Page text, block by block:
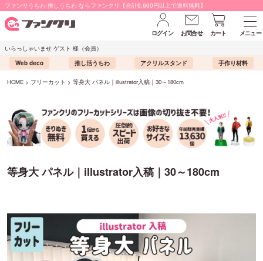
ファンサうちわ 推しうちわ ならファンクリ【合計6,600円以上で送料無料】
ログイン お問合せ カート
メニュー
いらっしゃいませ ゲスト 様（会員）
Web deco
推し活うちわ アクリルスタンド 手作り材料
HOME フリーカット 等身大 パネル｜illustrator入稿｜30～180cm
等身大 パネル｜illustrator入稿｜30～180cm